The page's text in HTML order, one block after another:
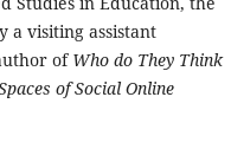
a visiting assistant
of Who do They Think
of Social Online